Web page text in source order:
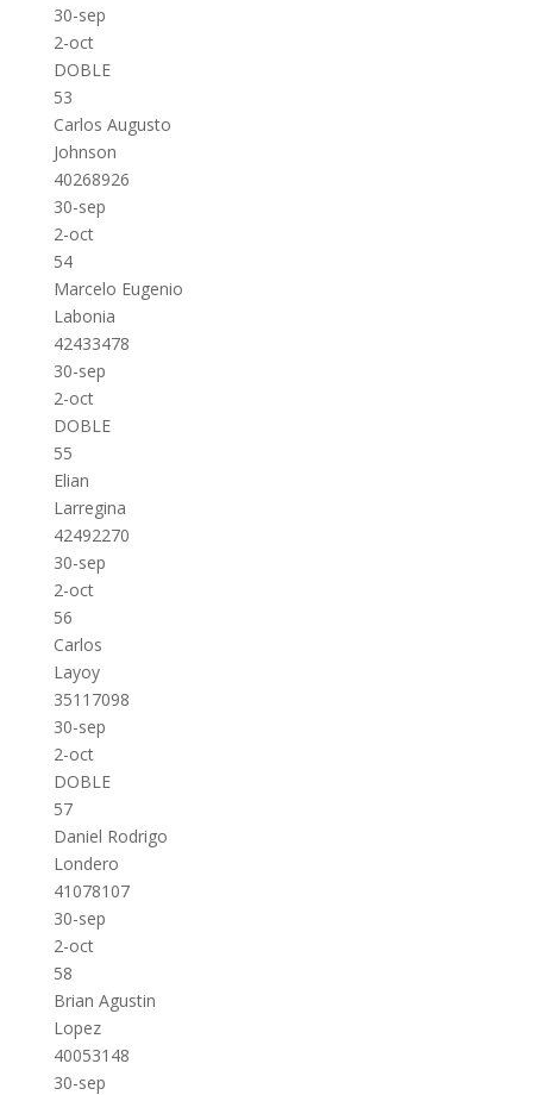
30-sep
2-oct
DOBLE
53
Carlos Augusto
Johnson
40268926
30-sep
2-oct
54
Marcelo Eugenio
Labonia
42433478
30-sep
2-oct
DOBLE
55
Elian
Larregina
42492270
30-sep
2-oct
56
Carlos
Layoy
35117098
30-sep
2-oct
DOBLE
57
Daniel Rodrigo
Londero
41078107
30-sep
2-oct
58
Brian Agustin
Lopez
40053148
30-sep